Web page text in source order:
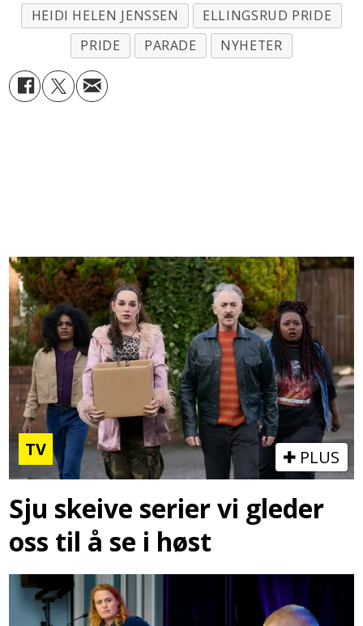
HEIDI HELEN JENSSEN
ELLINGSRUD PRIDE
PRIDE
PARADE NYHETER
TV PLUS
Sju skeive serier vi gleder
oss til å se i høst